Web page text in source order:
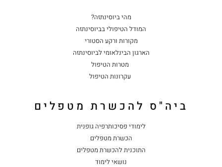
מהי ביוסינתזה?
המודל הטיפולי בביוסינתזה
מקורות ורקע הסטורי
הארגון הבינלאומי לביוסינתזה
מטרות הטיפול
עקרונות הטיפול
ביה"ס להכשרת מטפלים
לימודי פסיכותרפיה גופנית
הכשרת מטפלים
התוכנית להכשרת מטפלים
נושאי לימוד